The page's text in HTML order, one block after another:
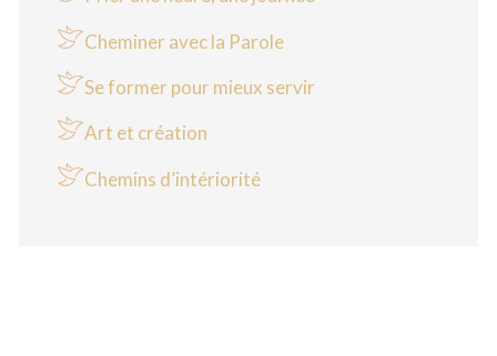
Cheminer avec la Parole
Se former pour mieux servir
Art et création
Chemins d’intériorité